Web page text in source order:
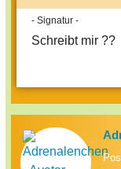
- Signatur -
Schreibt mir ??